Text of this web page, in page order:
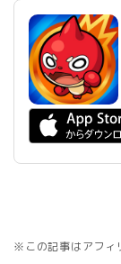
※この記事はアフィ